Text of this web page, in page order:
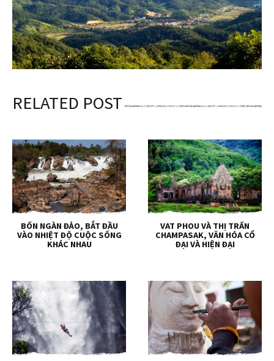
RELATED POST
BỐN NGÀN ĐẢO, BẮT ĐẦU
VÀO NHIỆT ĐỘ CUỘC SỐNG
KHÁC NHAU
VAT PHOU VÀ THỊ TRẤN
CHAMPASAK, VĂN HÓA CỔ
ĐẠI VÀ HIỆN ĐẠI